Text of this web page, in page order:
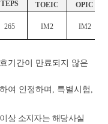
TEPS
TOEIC
OPIC
265 IM2 IM2
기간이 만료되지 않은
여 인정하며 특별시험
상 소지자는 해당사실